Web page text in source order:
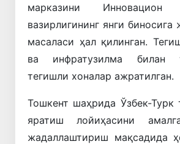
марказини Инновацион
вазирлигининг янги
масаласи ҳал қилинган.
ва инфратузилма билан
тегишли хоналар ажратилган.
Тошкент шаҳрида Ўзбек-Турк
яратиш лойиҳасини
жадаллаштириш мақсадида